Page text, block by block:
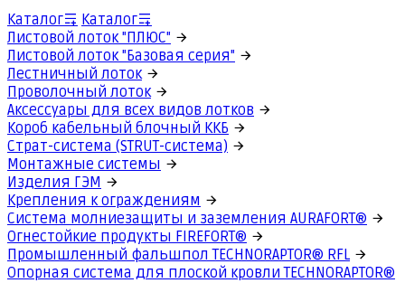
Каталог
Каталог
Листовой лоток "ПЛЮС"
Листовой лоток "Базовая серия"
Лестничный лоток
Проволочный лоток
Аксессуары для всех видов лотков
Короб кабельный блочный ККБ
Страт-система (STRUT-система)
Монтажные системы
Изделия ГЭМ
Крепления к ограждениям
Система молниезащиты и заземления AURAFORT®
Огнестойкие продукты FIREFORT®
Промышленный фальшпол TECHNORAPTOR® RFL
Опорная система для плоской кровли TECHNORAPTOR®